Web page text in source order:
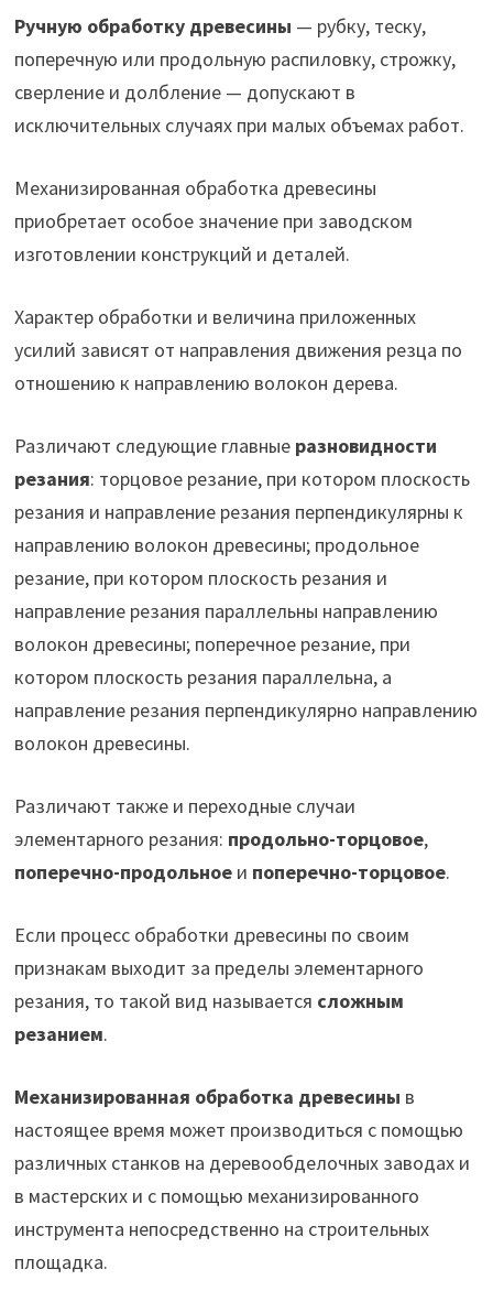
Ручную обработку древесины — рубку, теску,
поперечную или продольную распиловку, строжку,
сверление и долбление — допускают в
исключительных случаях при малых объемах работ.
Механизированная обработка древесины
приобретает особое значение при заводском
изготовлении конструкций и деталей.
Характер обработки и величина приложенных
усилий зависят от направления движения резца по
отношению к направлению волокон дерева.
Различают следующие главные разновидности
резания: торцовое резание, при котором плоскость
резания и направление резания перпендикулярны к
направлению волокон древесины; продольное
резание, при котором плоскость резания и
направление резания параллельны направлению
волокон древесины; поперечное резание, при
котором плоскость резания параллельна, а
направление резания перпендикулярно направлению
волокон древесины.
Различают также и переходные случаи
элементарного резания: продольно-торцовое,
поперечно-продольноеи поперечно-торцовое.
Если процесс обработки древесины по своим
признакам выходит за пределы элементарного
резания, то такой вид называется сложным
резанием.
Механизированная обработка древесины в
настоящее время может производиться с помощью
различных станков на деревообделочных заводах и
в мастерских и с помощью механизированного
инструмента непосредственно на строительных
площадка.